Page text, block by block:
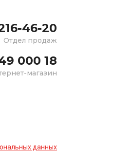
46-20
Отдел продаж
000 18
магазин
данных